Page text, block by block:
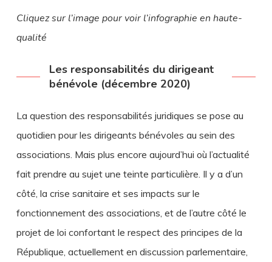
Cliquez sur l’image pour voir l’infographie en haute-
qualité
Les responsabilités du dirigeant
bénévole (décembre 2020)
La question des responsabilités juridiques se pose au
quotidien pour les dirigeants bénévoles au sein des
associations. Mais plus encore aujourd’hui où l’actualité
fait prendre au sujet une teinte particulière. Il y a d’un
côté, la crise sanitaire et ses impacts sur le
fonctionnement des associations, et de l’autre côté le
projet de loi confortant le respect des principes de la
République, actuellement en discussion parlementaire,